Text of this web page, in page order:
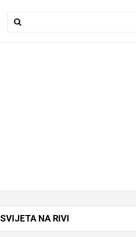
SVIJETA NA RIVI